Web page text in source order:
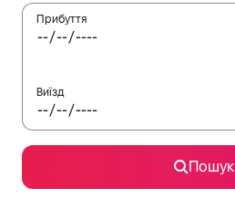
Прибуття
Виїзд
Пошук